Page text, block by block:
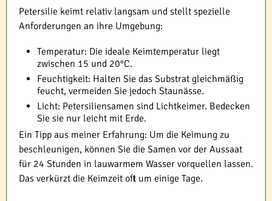
Petersilie keimt relativ langsam und stellt spezielle
Anforderungen an ihre Umgebung:
Temperatur: Die ideale Keimtemperatur liegt
zwischen 15 und 20°C.
Feuchtigkeit: Halten Sie das Substrat gleichmäßig
feucht, vermeiden Sie jedoch Staunässe.
Licht: Petersiliensamen sind Lichtkeimer. Bedecken
Sie sie nur leicht mit Erde.
Ein Tipp aus meiner Erfahrung: Um die Keimung zu
beschleunigen, können Sie die Samen vor der Aussaat
für 24 Stunden in lauwarmem Wasser vorquellen lassen.
Das verkürzt die Keimzeit oft um einige Tage.